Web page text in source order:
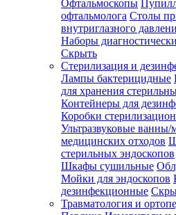
Офтальмоскопы
офтальмолога Столы
внутриглазного
Наборы
Скрыть
Стерилизация и
Лампы бактерицидные
для хранения
Контейнеры для
Коробки
Ультразвуковые ванны/
медицинских отходов
стерильных эндоскопов
Шкафы сушильные
Мойки для эндоскопов
дезинфекционные
Травматология и